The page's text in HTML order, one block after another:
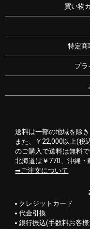
買い物
特定商
プラ
送料は一部の地域を除
また、￥22,000以上(税
のご購入で送料は無料で
北海道は￥770、沖縄・
ご注文について
クレジットカード
代金引換
銀行振込(手数料お客